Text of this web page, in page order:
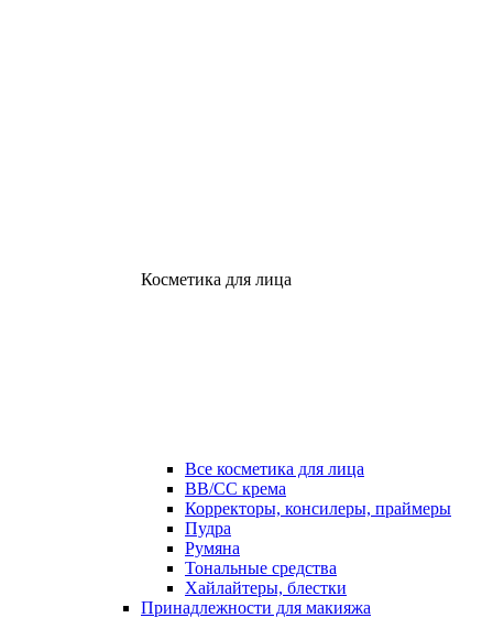
Косметика для лица
Все косметика для лица
ВВ/СС крема
Корректоры, консилеры, праймеры
Пудра
Румяна
Тональные средства
Хайлайтеры, блестки
Принадлежности для макияжа